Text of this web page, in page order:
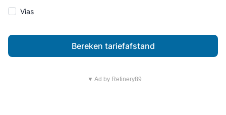
Vias
Bereken tariefafstand
▼ Ad by Refinery89